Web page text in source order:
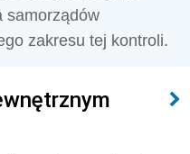
samorządów
zakresu tej kontroli.